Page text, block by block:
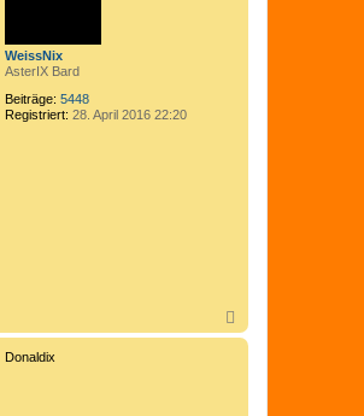
C
WeissNix
AsterIX Bard
Beiträge: 5448
Registriert: 28. April 2016 22:20
a
Donaldix